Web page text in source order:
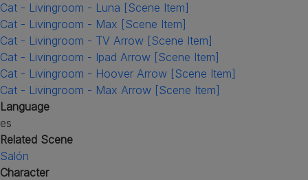
Cat - Livingroom - Luna [Scene Item]
Cat - Livingroom - Max [Scene Item]
Cat - Livingroom - TV Arrow [Scene Item]
Cat - Livingroom - Ipad Arrow [Scene Item]
Cat - Livingroom - Hoover Arrow [Scene Item]
Cat - Livingroom - Max Arrow [Scene Item]
Language
es
Related Scene
Salón
Character